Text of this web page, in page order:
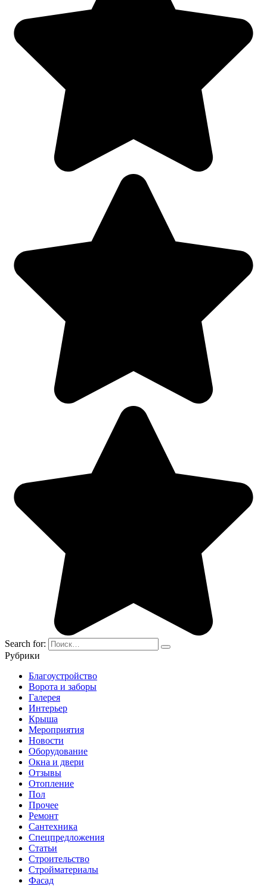
Search for:
Рубрики
Благоустройство
Ворота и заборы
Галерея
Интерьер
Крыша
Мероприятия
Новости
Оборудование
Окна и двери
Отзывы
Отопление
Пол
Прочее
Ремонт
Сантехника
Спецпредложения
Статьи
Строительство
Стройматериалы
Фасад